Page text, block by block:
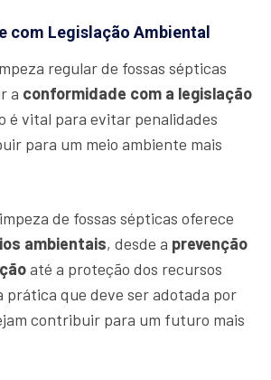
com Legislação Ambiental
regular de fossas sépticas
a conformidade com a legislação
é vital para evitar penalidades
para um meio ambiente mais
de fossas sépticas oferece
ambientais, desde a prevenção
até a proteção dos recursos
prática que deve ser adotada por
contribuir para um futuro mais